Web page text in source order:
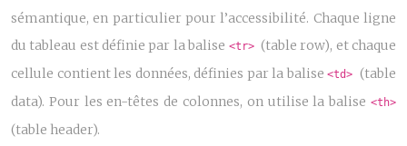
sémantique, en particulier pour l’accessibilité. Chaque ligne
du tableau est définie par la balise <tr> (table row), et chaque
cellule contient les données, définies par la balise<td>(table
data). Pour les en-têtes de colonnes, on utilise la balise <th>
(table header).